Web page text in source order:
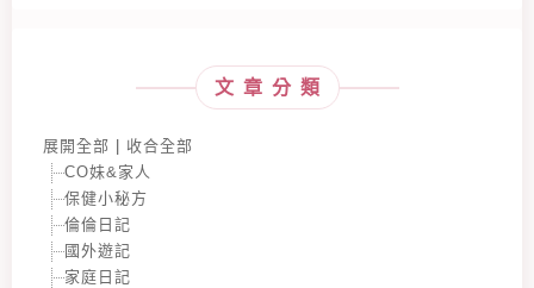
文章分類
展開全部
收合全部
CO妹&家人
保健小秘方
倫倫日記
國外遊記
家庭日記